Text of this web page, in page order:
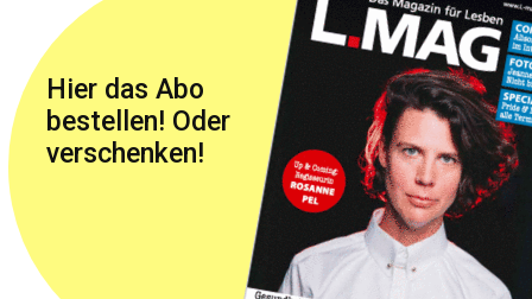
Hier das Abo
bestellen! Oder
verschenken!